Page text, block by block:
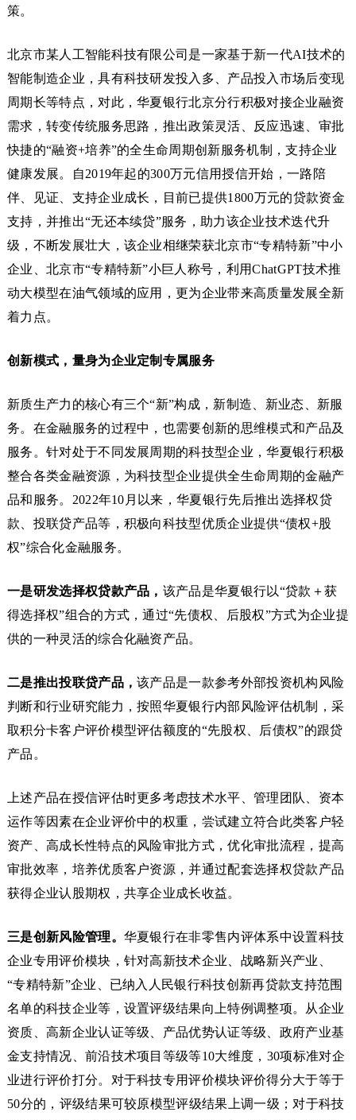
策。
北京市某人工智能科技有限公司是一家基于新一代AI技术的
智能制造企业，具有科技研发投入多、产品投入市场后变现
周期长等特点，对此，华夏银行北京分行积极对接企业融资
需求，转变传统服务思路，推出政策灵活、反应迅速、审批
快捷的“融资+培养”的全生命周期创新服务机制，支持企业
健康发展。自2019年起的300万元信用授信开始，一路陪
伴、见证、支持企业成长，目前已提供1800万元的贷款资金
支持，并推出“无还本续贷”服务，助力该企业技术迭代升
级，不断发展壮大，该企业相继荣获北京市“专精特新”中小
企业、北京市“专精特新”小巨人称号，利用ChatGPT技术推
动大模型在油气领域的应用，更为企业带来高质量发展全新
着力点。
创新模式，量身为企业定制专属服务
新质生产力的核心有三个“新”构成，新制造、新业态、新服
务。在金融服务的过程中，也需要创新的思维模式和产品及
服务。针对处于不同发展周期的科技型企业，华夏银行积极
整合各类金融资源，为科技型企业提供全生命周期的金融产
品和服务。2022年10月以来，华夏银行先后推出选择权贷
款、投联贷产品等，积极向科技型优质企业提供“债权+股
权”综合化金融服务。
一是研发选择权贷款产品， 该产品是华夏银行以“贷款＋获
得选择权”组合的方式，通过“先债权、后股权”方式为企业提
供的一种灵活的综合化融资产品。
二是推出投联贷产品，该产品是一款参考外部投资机构风险
判断和行业研究能力，按照华夏银行内部风险评估机制，采
取积分卡客户评价模型评估额度的“先股权、后债权”的跟贷
产品。
上述产品在授信评估时更多考虑技术水平、管理团队、资本
运作等因素在企业评价中的权重，尝试建立符合此类客户轻
资产、高成长性特点的风险审批方式，优化审批流程，提高
审批效率，培养优质客户资源，并通过配套选择权贷款产品
获得企业认股期权，共享企业成长收益。
三是创新风险管理。 华夏银行在非零售内评体系中设置科技
企业专用评价模块，针对高新技术企业、战略新兴产业、
“专精特新”企业、已纳入人民银行科技创新再贷款支持范围
名单的科技企业等，设置评级结果向上特例调整项。从企业
资质、高新企业认证等级、产品优势认证等级、政府产业基
金支持情况、前沿技术项目等级等10大维度，30项标准对企
业进行评价打分。对于科技专用评价模块评价得分大于等于
50分的，评级结果可较原模型评级结果上调一级；对于科技